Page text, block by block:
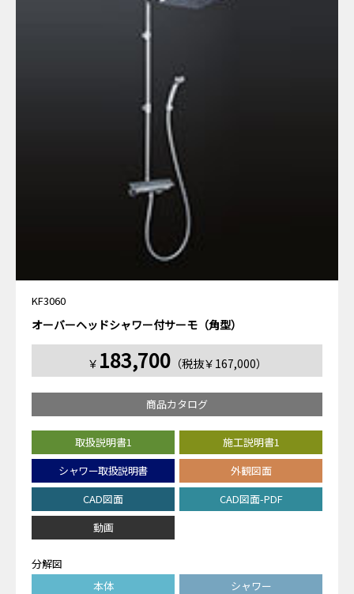
KF3060
オーバーヘッドシャワー付サーモ（角型）
￥ 183,700（税抜￥167,000）
商品カタログ
取扱説明書1
施工説明書1
シャワー取扱説明書
外観図面
CAD図面
CAD図面-PDF
動画
分解図
本体
シャワー